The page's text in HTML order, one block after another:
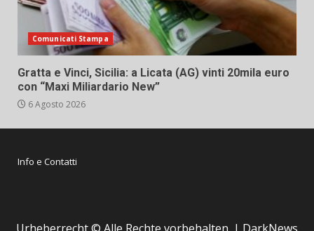
Comunicati Stampa
Gratta e Vinci, Sicilia: a Licata (AG) vinti 20mila euro
con “Maxi Miliardario New”
6 Agosto 2026
Info e Contatti